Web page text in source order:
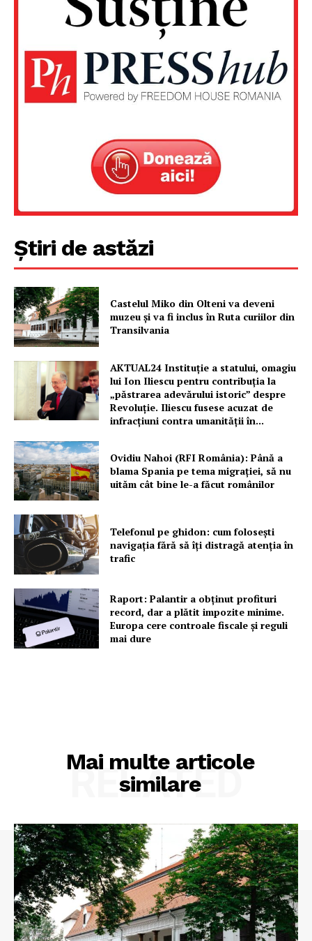
Un proiect
FREEDOM HOUSE ROMÂNIA
PRESShub
Despre noi / Echipa
Proiecte editoriale
Rețea
Știri de astăzi
Castelul Miko din Olteni va deveni
muzeu şi va fi inclus în Ruta curiilor din
Transilvania
AKTUAL24 Instituție a statului, omagiu
lui Ion Iliescu pentru contribuția la
„păstrarea adevărului istoric” despre
Revoluție. Iliescu fusese acuzat de
infracțiuni contra umanității în...
Ovidiu Nahoi (RFI România): Până a
blama Spania pe tema migrației, să nu
uităm cât bine le-a făcut românilor
Telefonul pe ghidon: cum folosești
navigația fără să îți distragă atenția în
trafic
Raport: Palantir a obținut profituri
record, dar a plătit impozite minime.
Europa cere controale fiscale și reguli
mai dure
Mai multe articole
similare
RELATED